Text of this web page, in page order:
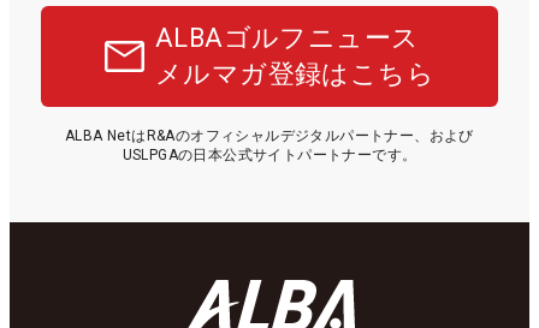
ALBAゴルフニュース
メルマガ登録はこちら
ALBA NetはR&Aのオフィシャルデジタルパートナー、および
USLPGAの日本公式サイトパートナーです。